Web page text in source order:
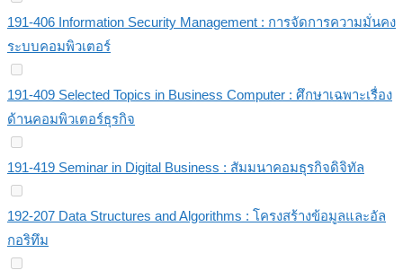
191-406 Information Security Management : การจัดการความมั่นคง
ระบบคอมพิวเตอร์
191-409 Selected Topics in Business Computer : ศึกษาเฉพาะเรื่อง
ด้านคอมพิวเตอร์ธุรกิจ
191-419 Seminar in Digital Business : สัมมนาคอมธุรกิจดิจิทัล
192-207 Data Structures and Algorithms : โครงสร้างข้อมูลและอัล
กอริทึม